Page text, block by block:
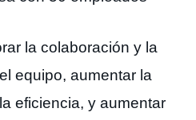
la colaboración y la
equipo, aumentar la
eficiencia, y aumentar